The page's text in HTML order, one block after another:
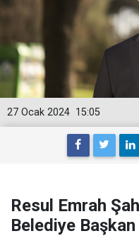
15:05
27 Ocak 2024
Resul Emrah
Belediye Başkan